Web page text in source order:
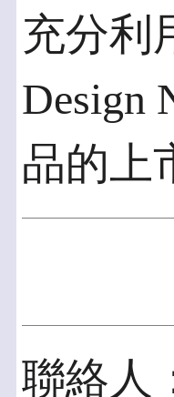
充分利
Design
品的上
聯絡人